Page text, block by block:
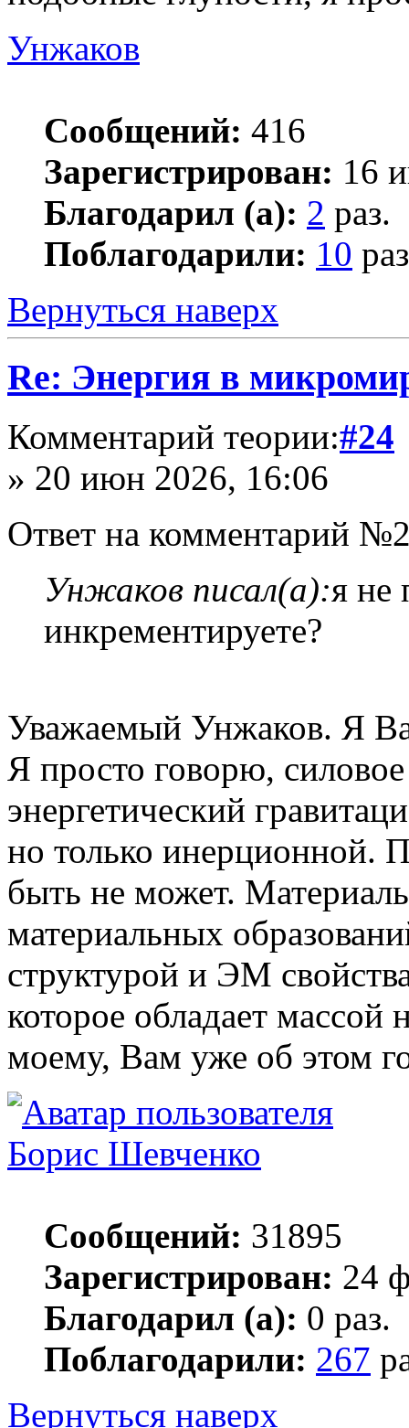
Унжаков
Сообщений: 416
Зарегистрирован: 16
Благодарил (а): 2 раз.
Поблагодарили: 10
Вернуться наверх
Re: Энергия в
Комментарий теории:#24
» 20 июн 2026, 16:06
Ответ на комментарий
Унжаков писал(а):я не
инкрементируете?
Уважаемый Унжаков. Я
Я просто говорю, силовое
энергетический
но только инерционной.
быть не может.
материальных
структурой и ЭМ
которое обладает
моему, Вам уже об этом
Борис Шевченко
Сообщений: 31895
Зарегистрирован: 24
Благодарил (а): 0 раз.
Поблагодарили: 267
Вернуться наверх